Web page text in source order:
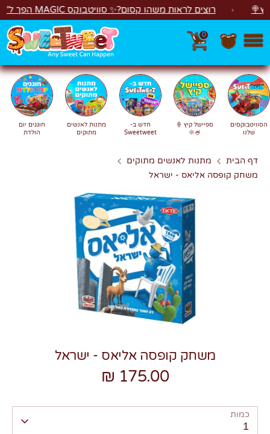
דלג רוצים לראות משהו קסום?✨ סוויטבוקס MAGIC הפך ל"מכונת משחקים"! 🎁🕹️
0
חפשחיפוש
הסוויטבוקסים
שלנו
ספיישל קיץ 🍦
🍧🌞
חדש ב-
Sweetweet
מתנות לאנשים
מתוקים
חוגגים יום
הולדת
דף הבית
מתנות לאנשים מתוקים
משחק קופסה אליאס - ישראל
משחק קופסה אליאס - ישראל
175.00 ₪
כמות
1